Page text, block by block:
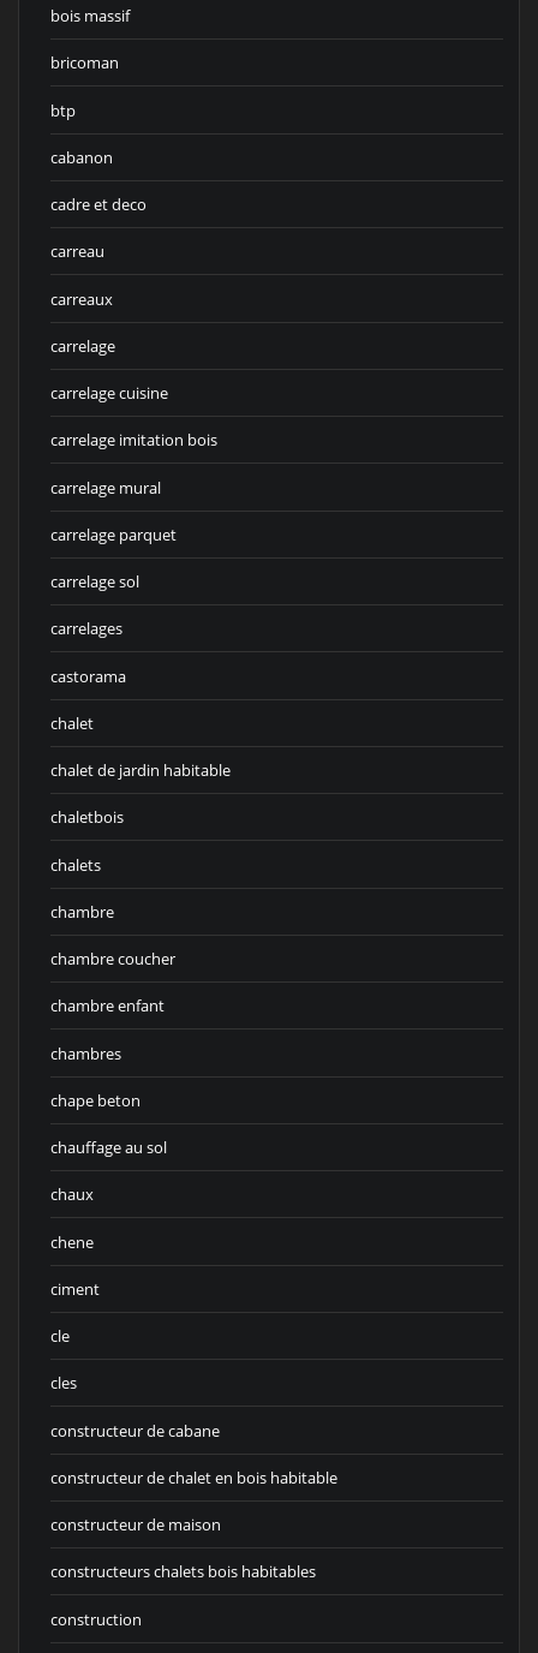
bois massif
bricoman
btp
cabanon
cadre et deco
carreau
carreaux
carrelage
carrelage cuisine
carrelage imitation bois
carrelage mural
carrelage parquet
carrelage sol
carrelages
castorama
chalet
chalet de jardin habitable
chaletbois
chalets
chambre
chambre coucher
chambre enfant
chambres
chape beton
chauffage au sol
chaux
chene
ciment
cle
cles
constructeur de cabane
constructeur de chalet en bois habitable
constructeur de maison
constructeurs chalets bois habitables
construction